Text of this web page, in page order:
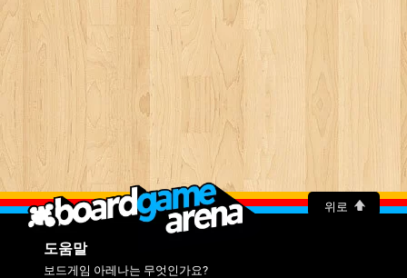
위로
도움말
보드게임 아레나는 무엇인가요?